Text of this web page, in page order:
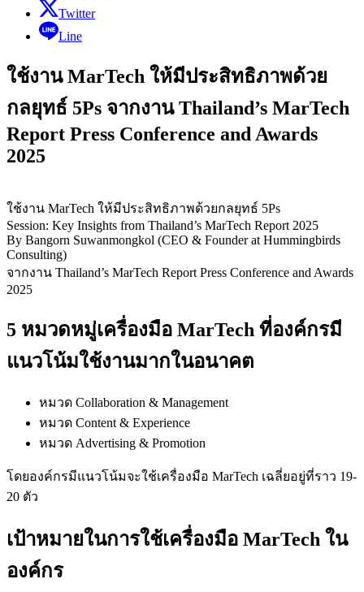
Twitter
Line
ใช้งาน MarTech ให้มีประสิทธิภาพด้วย
กลยุทธ์ 5Ps จากงาน Thailand’s MarTech
Report Press Conference and Awards
2025
ใช้งาน MarTech ให้มีประสิทธิภาพด้วยกลยุทธ์ 5Ps
Session: Key Insights from Thailand’s MarTech Report 2025
By Bangorn Suwanmongkol (CEO & Founder at Hummingbirds
Consulting)
จากงาน Thailand’s MarTech Report Press Conference and Awards
2025
5 หมวดหมู่เครื่องมือ MarTech ที่องค์กรมี
แนวโน้มใช้งานมากในอนาคต
หมวด Collaboration & Management
หมวด Content & Experience
หมวด Advertising & Promotion
โดยองค์กรมีแนวโน้มจะใช้เครื่องมือ MarTech เฉลี่ยอยู่ที่ราว 19-
20 ตัว
เป้าหมายในการใช้เครื่องมือ MarTech ใน
องค์กร